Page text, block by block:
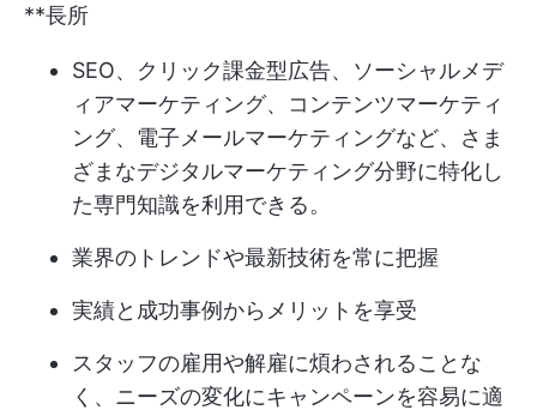
**長所
SEO、クリック課金型広告、ソーシャルメデ
ィアマーケティング、コンテンツマーケティ
ング、電子メールマーケティングなど、さま
ざまなデジタルマーケティング分野に特化し
た専門知識を利用できる。
業界のトレンドや最新技術を常に把握
実績と成功事例からメリットを享受
スタッフの雇用や解雇に煩わされることな
く、ニーズの変化にキャンペーンを容易に適